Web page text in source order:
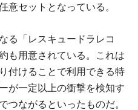
意セットとなっている。
る「レスキュードラレコ
も用意されている。これは
付けることで利用できる特
が一定以上の衝撃を検知す
つながるといったものだ。